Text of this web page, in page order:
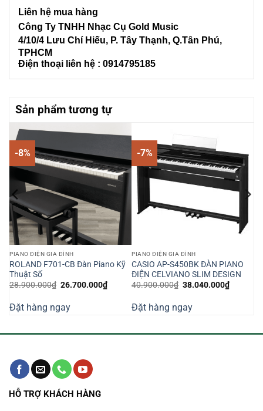
Liên hệ mua hàng
Công Ty TNHH Nhạc Cụ Gold Music
4/10/4 Lưu Chí Hiếu, P. Tây Thạnh, Q.Tân Phú,
TPHCM
Điện thoại liên hệ : 0914795185
Sản phẩm tương tự
-8%
PIANO ĐIỆN GIA ĐÌNH
ROLAND F701-CB Đàn Piano Kỹ
Thuật Số
28.900.000₫ Giá
28.900.000₫.
26.700.000₫Giá
hiện
26.700.000₫.
Đặt hàng ngay
-7%
PIANO ĐIỆN GIA ĐÌNH
CASIO AP-S450BK ĐÀN PIANO
ĐIỆN CELVIANO SLIM DESIGN
40.900.000₫ Giá
40.900.000₫.
38.040.000₫Giá
hiện
Đặt hàng ngay
HỖ TRỢ KHÁCH HÀNG